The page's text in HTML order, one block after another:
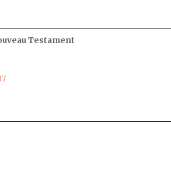
Testament